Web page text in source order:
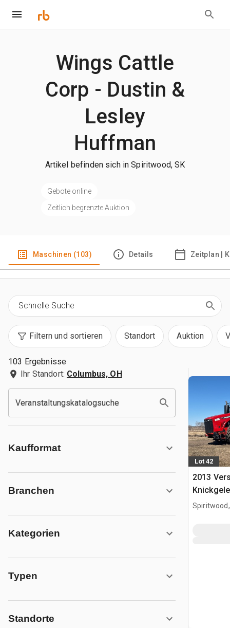
Wings Cattle
Corp - Dustin &
Lesley
Huffman
Artikel befinden sich in Spiritwood, SK
Gebote online
Zeitlich begrenzte Auktion
Maschinen (103) Details Zeitplan |
Filtern und sortieren Standort Auktion
103 Ergebnisse
Ihr Standort: Columbus, OH
Veranstaltungskatalogsuche
Kaufformat
Branchen
Kategorien
Typen
Standorte
Lot 42
2013
Spiritwood,